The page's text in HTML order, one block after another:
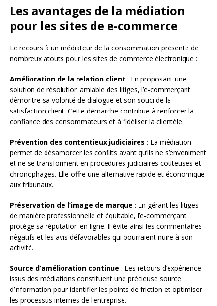
Les avantages de la médiation
pour les sites de e-commerce
Le recours à un médiateur de la consommation présente de
nombreux atouts pour les sites de commerce électronique :
Amélioration de la relation client : En proposant une
solution de résolution amiable des litiges, l’e-commerçant
démontre sa volonté de dialogue et son souci de la
satisfaction client. Cette démarche contribue à renforcer la
confiance des consommateurs et à fidéliser la clientèle.
Prévention des contentieux judiciaires : La médiation
permet de désamorcer les conflits avant qu’ils ne s’enveniment
et ne se transforment en procédures judiciaires coûteuses et
chronophages. Elle offre une alternative rapide et économique
aux tribunaux.
Préservation de l’image de marque : En gérant les litiges
de manière professionnelle et équitable, l’e-commerçant
protège sa réputation en ligne. Il évite ainsi les commentaires
négatifs et les avis défavorables qui pourraient nuire à son
activité.
Source d’amélioration continue : Les retours d’expérience
issus des médiations constituent une précieuse source
d’information pour identifier les points de friction et optimiser
les processus internes de l’entreprise.